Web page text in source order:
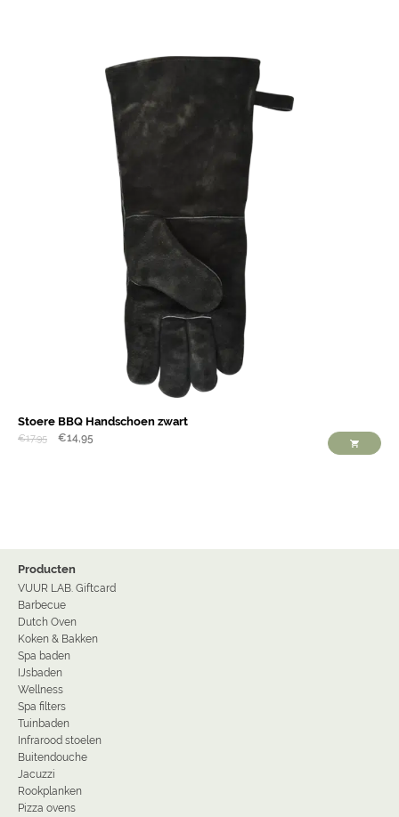
Stoere BBQ Handschoen zwart
€17,95 €14,95
Producten
VUUR LAB. Giftcard
Barbecue
Dutch Oven
Koken & Bakken
Spa baden
IJsbaden
Wellness
Spa filters
Tuinbaden
Infrarood stoelen
Buitendouche
Jacuzzi
Rookplanken
Pizza ovens